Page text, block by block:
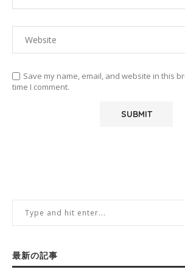
Save my name, email, and website in this
time I comment.
最新の記事